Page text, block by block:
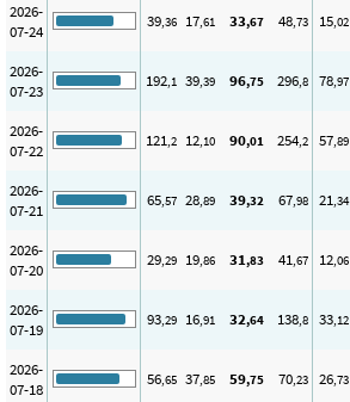
2026-
07-24
39,36 17,61 33,67 48,73 15,02
2026-
07-23
192,1 39,39 96,75 296,8 78,97
2026-
07-22
121,2 12,10 90,01 254,2 57,89
2026-
07-21
65,57 28,89 39,32 67,98 21,34
2026-
07-20
29,29 19,86 31,83 41,67 12,06
2026-
07-19
93,29 16,91 32,64 138,8 33,12
2026-
07-18
56,65 37,85 59,75 70,23 26,73